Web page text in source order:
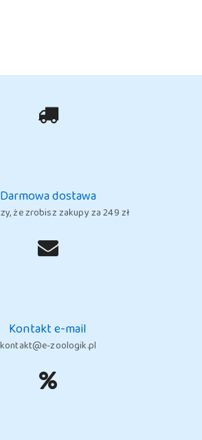
Darmowa dostawa
że zrobisz zakupy za 249 zł
Kontakt e-mail
kontakt@e-zoologik.pl